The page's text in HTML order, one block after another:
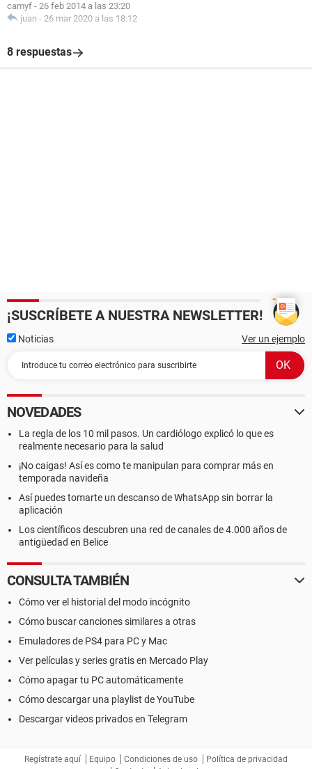
camyf - 26 feb 2014 a las 23:20
juan - 26 mar 2020 a las 18:12
8 respuestas
¡SUSCRÍBETE A NUESTRA NEWSLETTER!
Noticias Ver un ejemplo
NOVEDADES
La regla de los 10 mil pasos. Un cardiólogo explicó lo que es
realmente necesario para la salud
¡No caigas! Así es como te manipulan para comprar más en
temporada navideña
Así puedes tomarte un descanso de WhatsApp sin borrar la
aplicación
Los científicos descubren una red de canales de 4.000 años de
antigüedad en Belice
CONSULTA TAMBIÉN
Cómo ver el historial del modo incógnito
Cómo buscar canciones similares a otras
Emuladores de PS4 para PC y Mac
Ver películas y series gratis en Mercado Play
Cómo apagar tu PC automáticamente
Cómo descargar una playlist de YouTube
Descargar videos privados en Telegram
Regístrate aquí Equipo Condiciones de uso
Política de privacidad